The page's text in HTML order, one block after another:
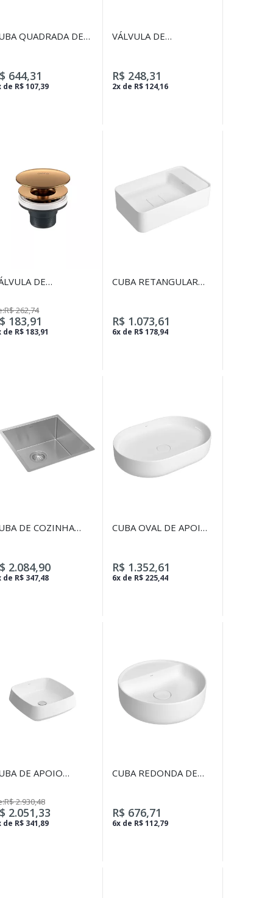
QUADRADA DE
644,31
de R$ 107,39
VÁLVULA DE
CUBA E BIDÊ BLACK
NOIR
R$ 248,31
2x de R$ 124,16
DE
CUBA E
GOLD MATTE
262,74
183,91
de R$ 183,91
CUBA RETANGULAR
R$ 1.073,61
6x de R$ 178,94
DE COZINHA
2.084,90
de R$ 347,48
CUBA OVAL DE APOIO
R$ 1.352,61
6x de R$ 225,44
DE APOIO
400MM
2.930,48
2.051,33
de R$ 341,89
CUBA REDONDA DE
R$ 676,71
6x de R$ 112,79